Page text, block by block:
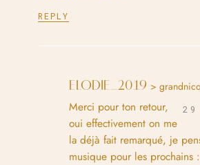
REPLY
ELODIE_2019 >
29
Merci pour ton retour,
oui effectivement on me
la déjà fait remarqué, je
musique pour les prochains